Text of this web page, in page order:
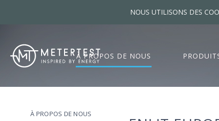
NOUS UTILISONS DES
À PROPOS DE NOUS
À PROPOS DE NOUS